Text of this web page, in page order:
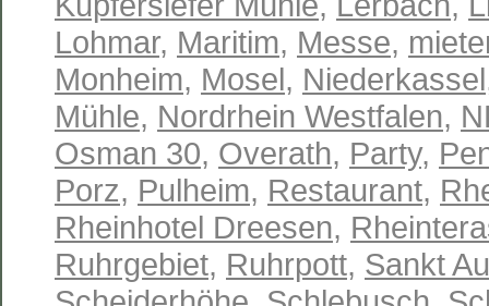
Lohmar, Maritim, Messe,
Monheim, Mosel, Niederkassel
Mühle, Nordrhein Westfalen,
Osman 30, Overath, Party,
Porz, Pulheim, Restaurant,
Rheinhotel Dreesen,
Ruhrgebiet, Ruhrpott, Sankt